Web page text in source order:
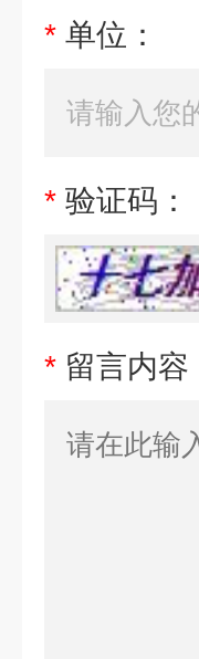
* 单位：
* 验证码：
* 留言内容